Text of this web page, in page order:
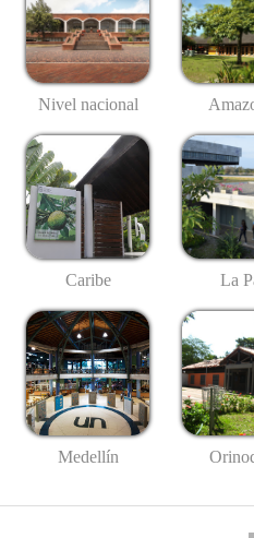
Nivel nacional
Caribe La
Medellín